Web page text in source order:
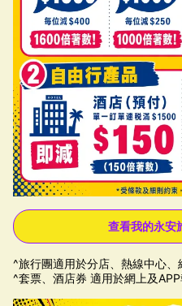
查看我的永安
^旅行團適用於分店、熱線中心、
^套票、酒店券 適用於網上及APP